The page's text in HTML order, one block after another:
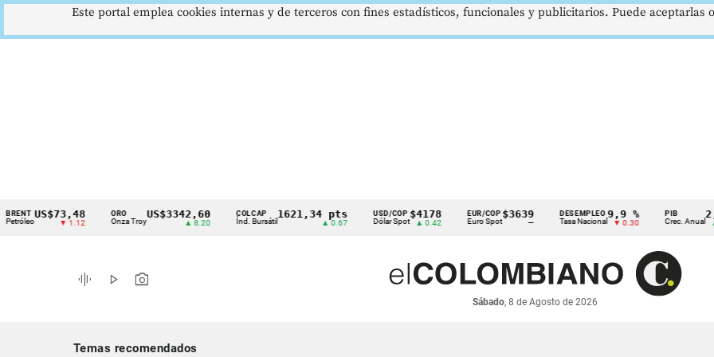
Cintillo
indicadores
económicos
US$73,48
▼ 1.12
ORO
Onza Troy
US$3342,60 COLCAP
Índ. Bursátil
1621,34 pts USD/COP
Dólar Spot
$4178
▲ 0.42
EUR/COP
Euro Spot
$3639
—
DESEMPLEO
Tasa Nacional
9,9 %
▼ 0.30
PIB
Crec. Anual
2,8 %
▲ 0.10
graphic_eq play_arrow photo_camera
Sábado, 8 de Agosto de 2026
Temas recomendados
Este portal emplea cookies internas y de terceros con fines estadísticos, funcionales y publicitarios. Puede aceptarlas